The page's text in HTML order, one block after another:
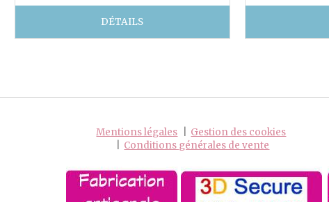
DÉTAILS
Mentions légales
Gestion des cookies
Conditions générales de vente